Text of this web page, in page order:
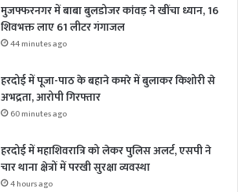
मुजफ्फरनगर में बाबा बुलडोजर कांवड़ ने खींचा ध्यान, 16
शिवभक्त लाए 61 लीटर गंगाजल
44 minutes ago
हरदोई में पूजा-पाठ के बहाने कमरे में बुलाकर किशोरी से
अभद्रता, आरोपी गिरफ्तार
60 minutes ago
हरदोई में महाशिवरात्रि को लेकर पुलिस अलर्ट, एसपी ने
चार थाना क्षेत्रों में परखी सुरक्षा व्यवस्था
4 hours ago